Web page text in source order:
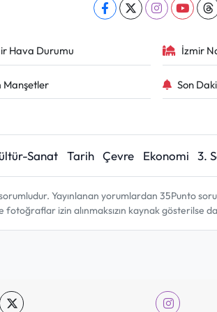
Hava Durumu İzmir
Manşetler Son
Sanat Tarih Çevre Ekonomi 3.
Yayınlanan yorumlardan 35Punto
fotoğraflar izin alınmaksızın kaynak gösterilse